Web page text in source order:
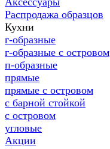
Распродажа образцов
Кухни
г-образные
г-образные с островом
п-образные
прямые
прямые с островом
с барной стойкой
с островом
угловые
Акции